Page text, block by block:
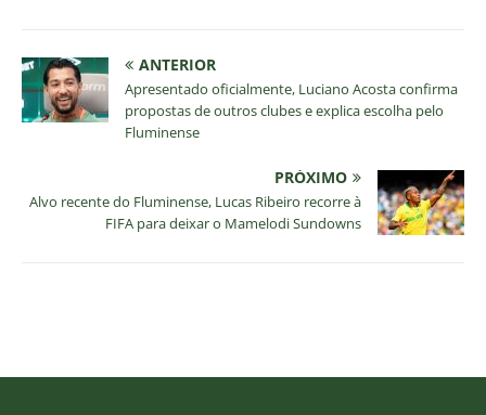
ANTERIOR
Apresentado oficialmente, Luciano Acosta confirma
propostas de outros clubes e explica escolha pelo
Fluminense
PRÓXIMO
Alvo recente do Fluminense, Lucas Ribeiro recorre à
FIFA para deixar o Mamelodi Sundowns